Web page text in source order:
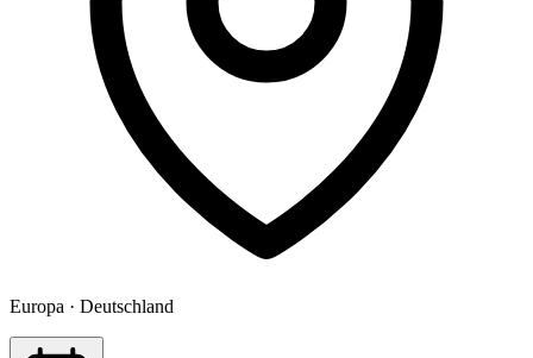
Europa · Deutschland